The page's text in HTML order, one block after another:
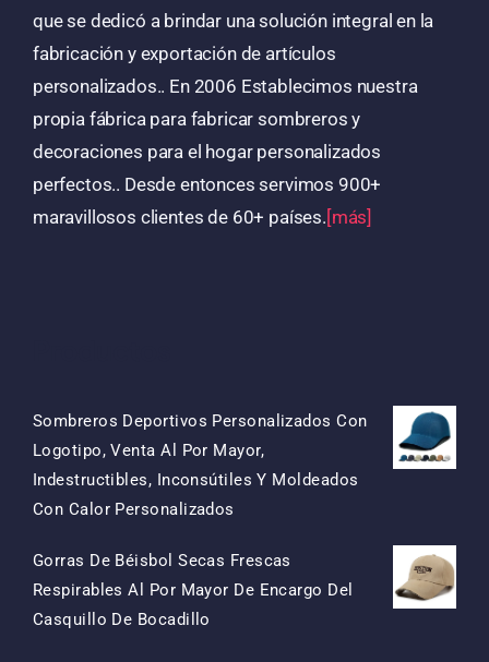
que se dedicó a brindar una solución integral en la
fabricación y exportación de artículos
personalizados.. En 2006 Establecimos nuestra
propia fábrica para fabricar sombreros y
decoraciones para el hogar personalizados
perfectos.. Desde entonces servimos 900+
maravillosos clientes de 60+ países.[más]
Sombreros Deportivos Personalizados Con
Logotipo, Venta Al Por Mayor,
Indestructibles, Inconsútiles Y Moldeados
Con Calor Personalizados
Original
Era:
Actual
Es:
Gorras De Béisbol Secas Frescas
Respirables Al Por Mayor De Encargo Del
Casquillo De Bocadillo